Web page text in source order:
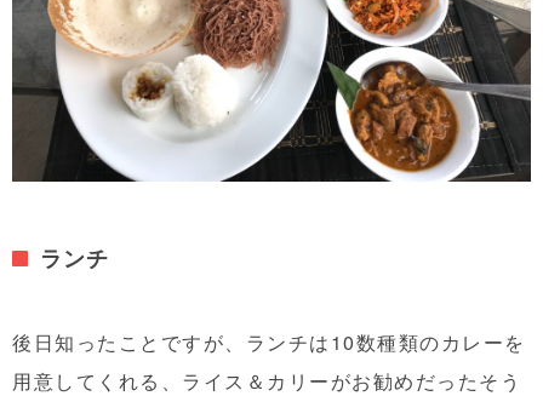
ランチ
後日知ったことですが、ランチは10数種類のカレーを
用意してくれる、ライス＆カリーがお勧めだったそう